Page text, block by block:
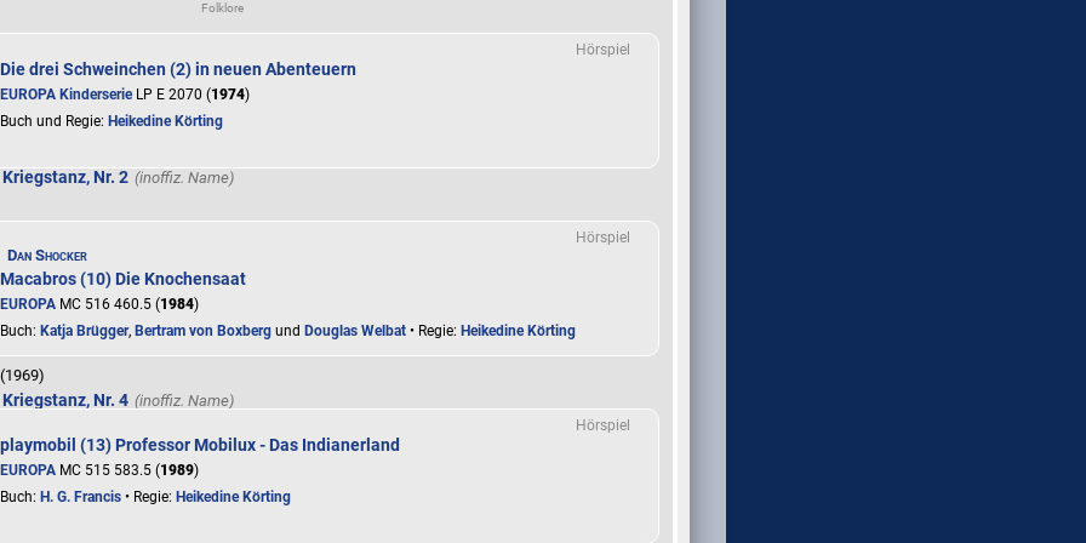
Folklore
Kriegstanz, Nr. 15
Folklore
Nr. 2
(1968)
Kriegstanz, Nr. 3
(1969)
Nr. 4
Folklore
(1968)
Hörspiel
Die drei Schweinchen (2) in neuen Abenteuern
EUROPA KinderserieLP E 2070 (1974)
Buch und Regie: Heikedine Körting
Hörspiel
Dan Shocker
Macabros (10) Die Knochensaat
EUROPA MC 516 460.5 (1984)
Buch: Katja Brügger, Bertram von Boxberg und Douglas Welbat • Regie: Heikedine Körting
Hörspiel
playmobil (13) Professor Mobilux - Das Indianerland
EUROPA MC 515 583.5 (1989)
Buch: H. G. Francis • Regie: Heikedine Körting